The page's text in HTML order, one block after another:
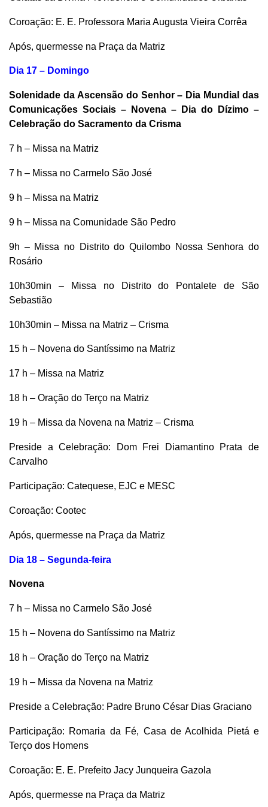
Coroação: E. E. Professora Maria Augusta Vieira Corrêa
Após, quermesse na Praça da Matriz
Dia 17 – Domingo
Solenidade da Ascensão do Senhor – Dia Mundial das
Comunicações Sociais – Novena – Dia do Dízimo –
Celebração do Sacramento da Crisma
7 h – Missa na Matriz
7 h – Missa no Carmelo São José
9 h – Missa na Matriz
9 h – Missa na Comunidade São Pedro
9h – Missa no Distrito do Quilombo Nossa Senhora do
Rosário
10h30min – Missa no Distrito do Pontalete de São
Sebastião
10h30min – Missa na Matriz – Crisma
15 h – Novena do Santíssimo na Matriz
17 h – Missa na Matriz
18 h – Oração do Terço na Matriz
19 h – Missa da Novena na Matriz – Crisma
Preside a Celebração: Dom Frei Diamantino Prata de
Carvalho
Participação: Catequese, EJC e MESC
Coroação: Cootec
Após, quermesse na Praça da Matriz
Dia 18 – Segunda-feira
Novena
7 h – Missa no Carmelo São José
15 h – Novena do Santíssimo na Matriz
18 h – Oração do Terço na Matriz
19 h – Missa da Novena na Matriz
Preside a Celebração: Padre Bruno César Dias Graciano
Participação: Romaria da Fé, Casa de Acolhida Pietá e
Terço dos Homens
Coroação: E. E. Prefeito Jacy Junqueira Gazola
Após, quermesse na Praça da Matriz